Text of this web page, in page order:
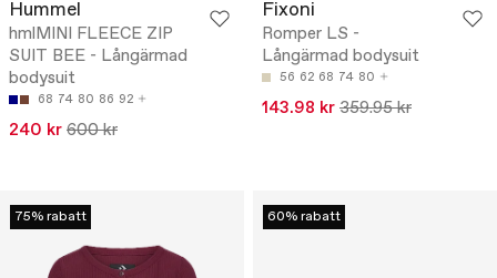
Hummel
hmlMINI FLEECE ZIP
SUIT BEE - Långärmad
bodysuit
68 74 80 86 92
240 kr 600 kr
Fixoni
Romper LS -
Långärmad bodysuit
56 62 68 74 80
143.98 kr 359.95 kr
75% rabatt 60% rabatt